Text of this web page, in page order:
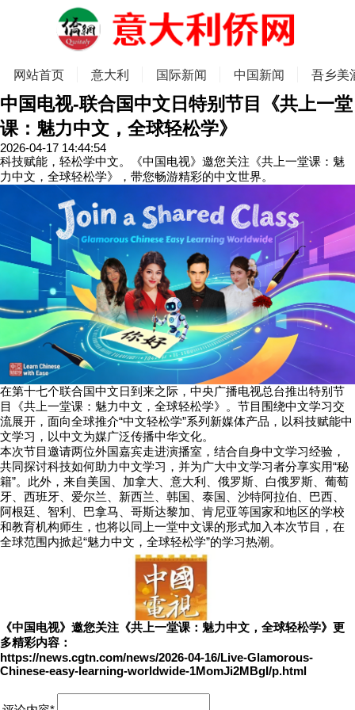
网站首页 意大利 国际新闻 中国新闻 吾乡美
中国电视-联合国中文日特别节目《共上一堂
课：魅力中文，全球轻松学》
2026-04-17 14:44:54
科技赋能，轻松学中文。《中国电视》邀您关注《共上一堂课：魅
力中文，全球轻松学》，带您畅游精彩的中文世界。
在第十七个联合国中文日到来之际，中央广播电视总台推出特别节
目《共上一堂课：魅力中文，全球轻松学》。节目围绕中文学习交
流展开，面向全球推介“中文轻松学”系列新媒体产品，以科技赋能中
文学习，以中文为媒广泛传播中华文化。
本次节目邀请两位外国嘉宾走进演播室，结合自身中文学习经验，
共同探讨科技如何助力中文学习，并为广大中文学习者分享实用“秘
籍”。此外，来自美国、加拿大、意大利、俄罗斯、白俄罗斯、葡萄
牙、西班牙、爱尔兰、新西兰、韩国、泰国、沙特阿拉伯、巴西、
阿根廷、智利、巴拿马、哥斯达黎加、肯尼亚等国家和地区的学校
和教育机构师生，也将以同上一堂中文课的形式加入本次节目，在
全球范围内掀起“魅力中文，全球轻松学”的学习热潮。
《中国电视》邀您关注《共上一堂课：魅力中文，全球轻松学》更
多精彩内容：
https://news.cgtn.com/news/2026-04-16/Live-Glamorous-
Chinese-easy-learning-worldwide-1MomJi2MBgI/p.html